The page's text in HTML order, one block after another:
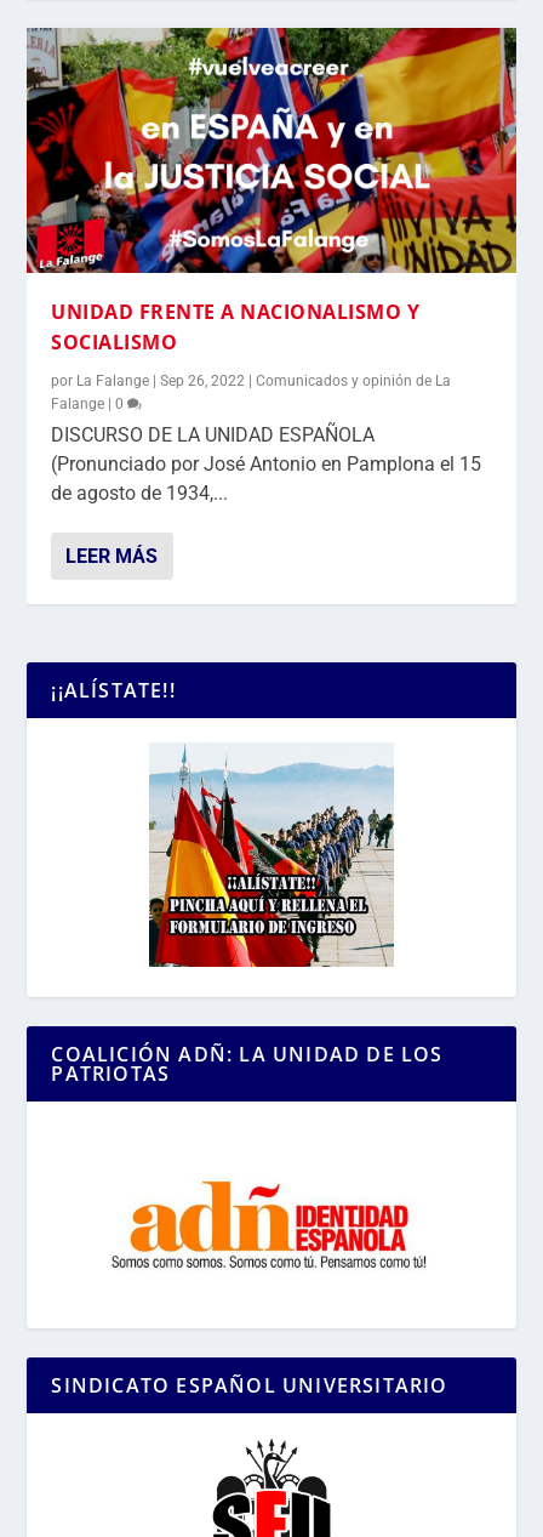
UNIDAD FRENTE A NACIONALISMO Y
SOCIALISMO
por La Falange |Sep 26, 2022 |Comunicados y opinión de La
Falange |0
DISCURSO DE LA UNIDAD ESPAÑOLA
(Pronunciado por José Antonio en Pamplona el 15
de agosto de 1934,...
LEER MÁS
¡¡ALÍSTATE!!
COALICIÓN ADÑ: LA UNIDAD DE LOS
PATRIOTAS
SINDICATO ESPAÑOL UNIVERSITARIO